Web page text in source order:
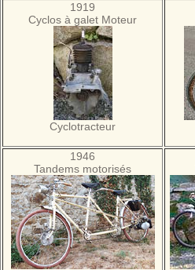
1919
Cyclos à galet Moteur
Cyclotracteur
1946
Tandems motorisés